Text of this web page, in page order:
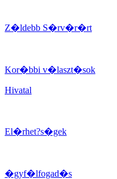
Z�ldebb S�rv�r�rt
Kor�bbi v�laszt�sok
Hivatal
El�rhet?s�gek
�gyf�lfogad�s